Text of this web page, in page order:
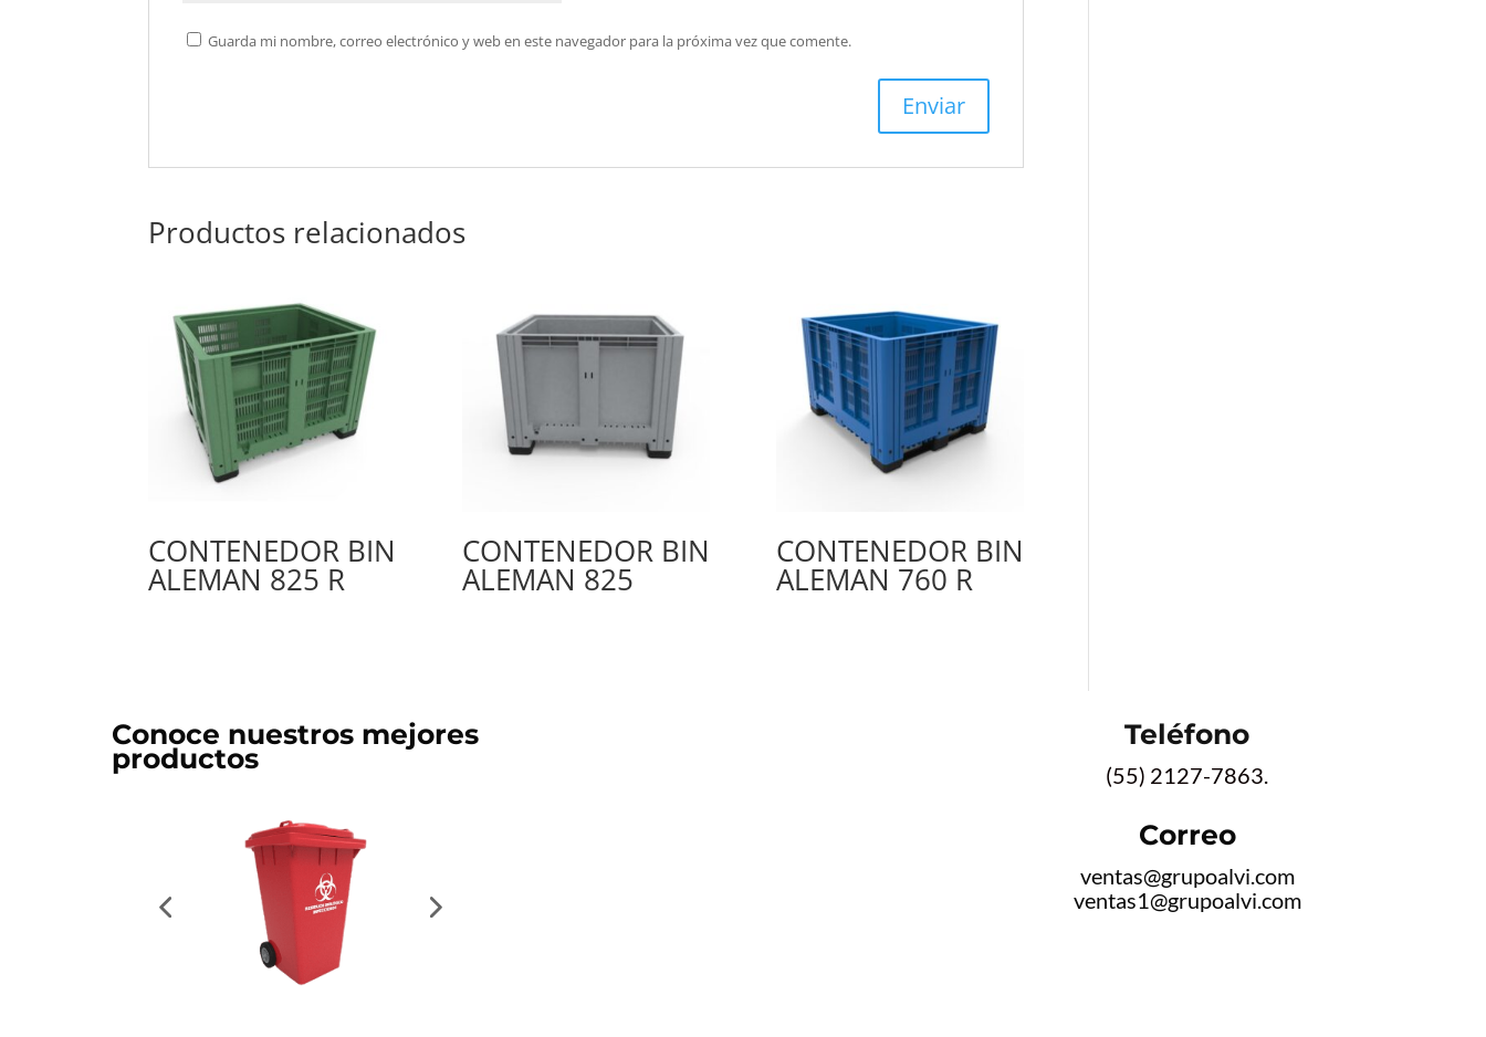
Guarda mi nombre, correo electrónico y web en este navegador para la próxima vez que comente.
Productos relacionados
CONTENEDOR BIN
ALEMAN 825 R
CONTENEDOR BIN
ALEMAN 825
CONTENEDOR BIN
ALEMAN 760 R
Conoce nuestros mejores
productos
Teléfono
(55) 2127-7863.
Correo
ventas@grupoalvi.com
ventas1@grupoalvi.com